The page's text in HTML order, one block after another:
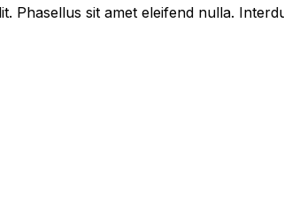
Phasellus sit amet eleifend nulla.